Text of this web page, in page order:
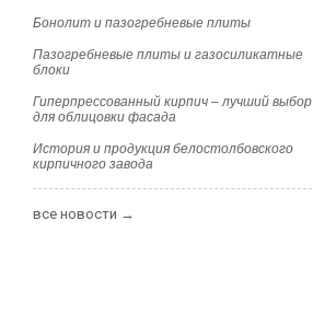
Бонолит и пазогребневые плиты
Пазогребневые плиты и газосиликатные
блоки
Гиперпрессованный кирпич – лучший выбор
для облицовки фасада
История и продукция белостолбовского
кирпичного завода
все новости →